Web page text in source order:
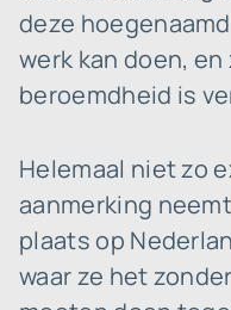
deze
werk kan doen, en
beroemdheid is
Helemaal niet zo
aanmerking
plaats op
waar ze het